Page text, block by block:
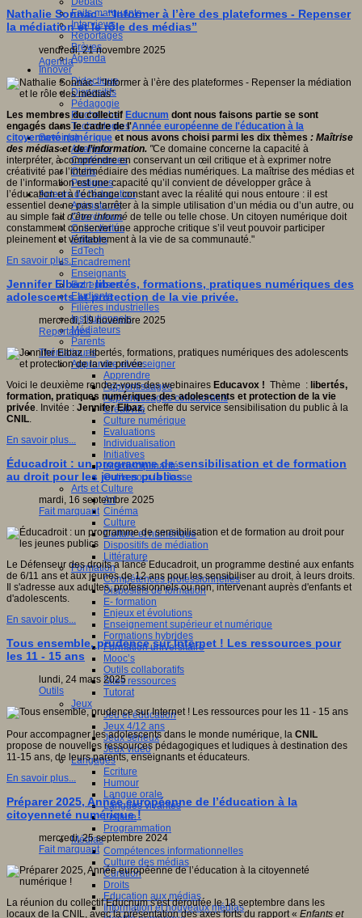
Faits marquants
Interviews
Reportages
Brèves
Agenda
Innover
Didactique
Dispositifs
Pédagogie
Recherche
Technologies
Savoir(s)
Analyses
Conférences
Outils
Pratiques
Acteurs de l'éducation
Animateurs
Chercheurs
Collectivités
Editeurs
EdTech
Encadrement
Enseignants
Entreprises
Etudiants
Filières industrielles
Institutionnels
Médiateurs
Parents
Thématiques
Apprendre et enseigner
Apprendre
Apprentissages
Apprentissages collaboratifs
Créativité
Culture numérique
Evaluations
Individualisation
Initiatives
Interdisciplinarité
Outils pour la classe
Arts et Culture
Art
Cinéma
Culture
Culture et numérique
Dispositifs de médiation
Littérature
Formation
Compétences professionnelles
Dispositifs de formation
E- formation
Enjeux et évolutions
Enseignement supérieur et numérique
Formations hybrides
Formation universitaire
Mooc’s
Outils collaboratifs
Sites ressources
Tutorat
Jeux
Jeu et éducation
Jeux 4/12 ans
Jeux sérieux
Jeux vidéo
Langages
Ecriture
Humour
Langue orale
Langues vivantes
Lecture
Programmation
Médias
Compétences informationnelles
Culture des médias
Curation
Droits
Education aux médias
Information et nouveaux médias
Nathalie Sonnac - “Informer à l’ère des plateformes - Repenser
la médiation et le rôle des médias”
vendredi, 21 novembre 2025
Agenda
Les membres du collectif Educnum dont nous faisons partie se sont
engagés dans le cadre de l'Année européenne de l'éducation à la
citoyenneté numérique et nous avons choisi parmi les dix thèmes : Maîtrise
des médias et de l’information. "Ce domaine concerne la capacité à
interpréter, à comprendre en conservant un œil critique et à exprimer notre
créativité par l’intermédiaire des médias numériques. La maîtrise des médias et
de l’information est une capacité qu’il convient de développer grâce à
l’éducation et à l’échange constant avec la réalité qui nous entoure : il est
essentiel de ne pas s’arrêter à la simple utilisation d’un média ou d’un autre, ou
au simple faitd’être informé de telle ou telle chose. Un citoyen numérique doit
constamment conserver une approche critique s’il veut pouvoir participer
pleinement et véritablement à la vie de sa communauté."
En savoir plus...
Jennifer Elbaz : libertés, formations, pratiques numériques des
adolescents et protection de la vie privée.
mercredi, 19 novembre 2025
Reportages
Voici le deuxième rendez-vous des webinaires Educavox ! Thème : libertés,
formation, pratiques numériques des adolescents et protection de la vie
privée. Invitée : Jennifer Elbaz, cheffe du service sensibilisation du public à la
CNIL.
En savoir plus...
Éducadroit : un programme de sensibilisation et de formation
au droit pour les jeunes publics
mardi, 16 septembre 2025
Fait marquant
Le Défenseur des droits a lancé Educadroit, un programme destiné aux enfants
de 6/11 ans et aux jeunes de 12 ans pour les sensibiliser au droit, à leurs droits.
Il s'adresse aux adultes, professionnels ou non, intervenant auprès d'enfants et
d'adolescents.
En savoir plus...
Tous ensemble, prudence sur Internet ! Les ressources pour
les 11 - 15 ans
lundi, 24 mars 2025
Outils
Pour accompagner les adolescents dans le monde numérique, la CNIL
propose de nouvelles ressources pédagogiques et ludiques à destination des
11-15 ans, de leurs parents, enseignants et éducateurs.
En savoir plus...
Préparer 2025, Année européenne de l’éducation à la
citoyenneté numérique !
mercredi, 25 septembre 2024
Fait marquant
La réunion du collectif Educnum s'est déroulée le 18 septembre dans les
locaux de la CNIL, avec la présentation des axes forts du rapport « Enfants et